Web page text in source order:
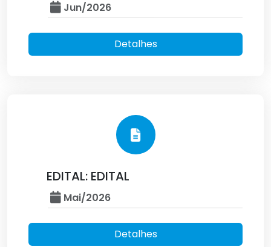
Jun/2026
Detalhes
EDITAL: EDITAL
Mai/2026
Detalhes